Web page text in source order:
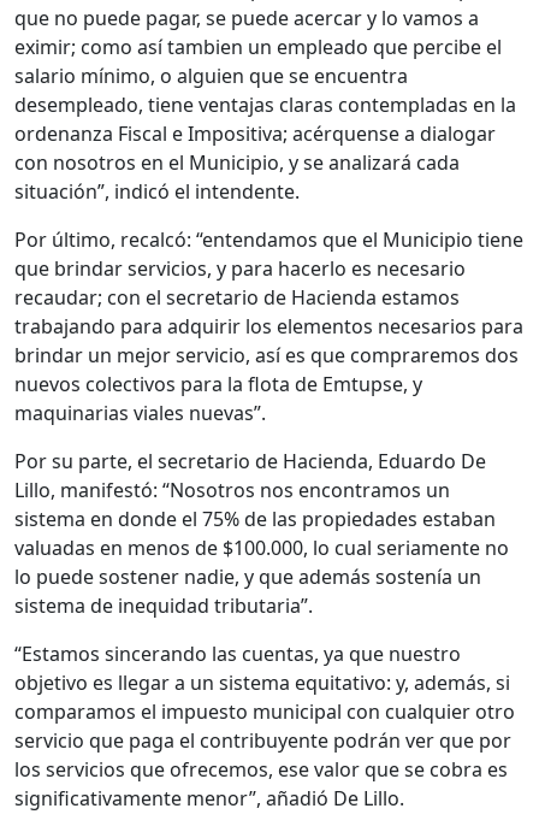
que no puede pagar, se puede acercar y lo vamos a
eximir; como así tambien un empleado que percibe el
salario mínimo, o alguien que se encuentra
desempleado, tiene ventajas claras contempladas en la
ordenanza Fiscal e Impositiva; acérquense a dialogar
con nosotros en el Municipio, y se analizará cada
situación”, indicó el intendente.
Por último, recalcó: “entendamos que el Municipio tiene
que brindar servicios, y para hacerlo es necesario
recaudar; con el secretario de Hacienda estamos
trabajando para adquirir los elementos necesarios para
brindar un mejor servicio, así es que compraremos dos
nuevos colectivos para la flota de Emtupse, y
maquinarias viales nuevas”.
Por su parte, el secretario de Hacienda, Eduardo De
Lillo, manifestó: “Nosotros nos encontramos un
sistema en donde el 75% de las propiedades estaban
valuadas en menos de $100.000, lo cual seriamente no
lo puede sostener nadie, y que además sostenía un
sistema de inequidad tributaria”.
“Estamos sincerando las cuentas, ya que nuestro
objetivo es llegar a un sistema equitativo: y, además, si
comparamos el impuesto municipal con cualquier otro
servicio que paga el contribuyente podrán ver que por
los servicios que ofrecemos, ese valor que se cobra es
significativamente menor”, añadió De Lillo.